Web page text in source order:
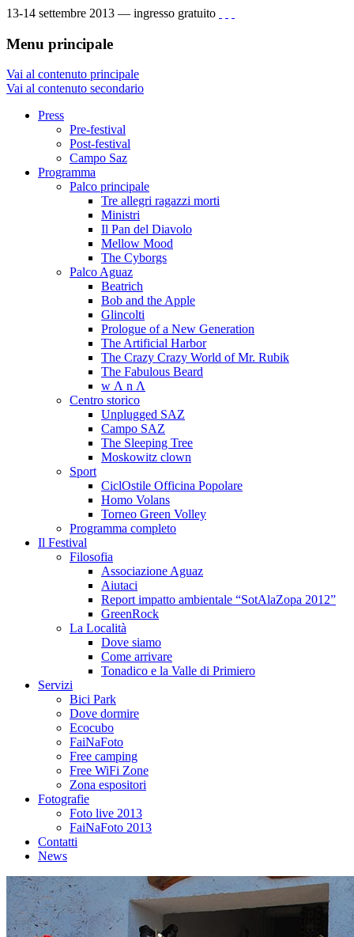
13-14 settembre 2013 — ingresso gratuito
Menu principale
Vai al contenuto principale
Vai al contenuto secondario
Press
Pre-festival
Post-festival
Campo Saz
Programma
Palco principale
Tre allegri ragazzi morti
Ministri
Il Pan del Diavolo
Mellow Mood
The Cyborgs
Palco Aguaz
Beatrich
Bob and the Apple
Glincolti
Prologue of a New Generation
The Artificial Harbor
The Crazy Crazy World of Mr. Rubik
The Fabulous Beard
w Λ n Λ
Centro storico
Unplugged SAZ
Campo SAZ
The Sleeping Tree
Moskowitz clown
Sport
CiclOstile Officina Popolare
Homo Volans
Torneo Green Volley
Programma completo
Il Festival
Filosofia
Associazione Aguaz
Aiutaci
Report impatto ambientale “SotAlaZopa 2012”
GreenRock
La Località
Dove siamo
Come arrivare
Tonadico e la Valle di Primiero
Servizi
Bici Park
Dove dormire
Ecocubo
FaiNaFoto
Free camping
Free WiFi Zone
Zona espositori
Fotografie
Foto live 2013
FaiNaFoto 2013
Contatti
News